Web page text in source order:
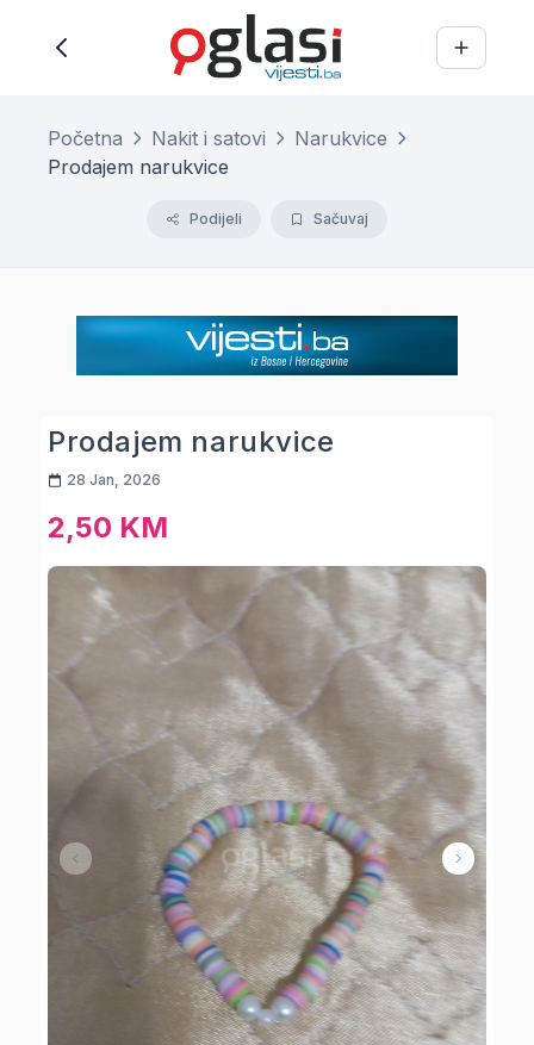
Početna Nakit i satovi
Narukvice
Prodajem narukvice
Podijeli Sačuvaj
Prodajem narukvice
28 Jan, 2026
2,50 KM